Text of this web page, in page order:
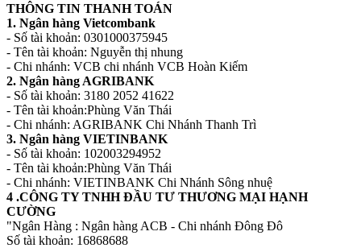
THÔNG TIN THANH TOÁN
1. Ngân hàng Vietcombank
- Số tài khoản: 0301000375945
- Tên tài khoản: Nguyễn thị nhung
- Chi nhánh: VCB chi nhánh VCB Hoàn Kiếm
2. Ngân hàng AGRIBANK
- Số tài khoản: 3180 2052 41622
- Tên tài khoản:Phùng Văn Thái
- Chi nhánh: AGRIBANK Chi Nhánh Thanh Trì
3. Ngân hàng VIETINBANK
- Số tài khoản: 102003294952
- Tên tài khoản:Phùng Văn Thái
- Chi nhánh: VIETINBANK Chi Nhánh Sông nhuệ
4 .CÔNG TY TNHH ĐẦU TƯ THƯƠNG MẠI HẠNH
CƯỜNG
"Ngân Hàng : Ngân hàng ACB - Chi nhánh Đông Đô
Số tài khoản: 16868688